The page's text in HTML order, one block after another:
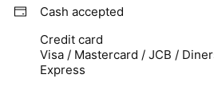
Cash accepted
Credit card
Visa / Mastercard / JCB /
Express